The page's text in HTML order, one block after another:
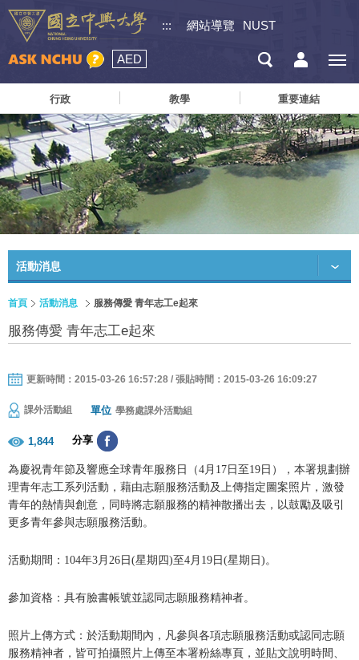
::: 網站導覽 NUST
AED
行政 教學 重要連結
活動消息
首頁 活動消息 服務傳愛 青年志工e起來
服務傳愛 青年志工e起來
更新時間：2015-03-26 16:57:28 / 張貼時間：2015-03-26 16:09:27
課外活動組 單位 學務處課外活動組
1,844 分享
為慶祝青年節及響應全球青年服務日（4 月 17日至19日），本署規劃辦
理青年志工系列活動，藉由志願服務活動及上傳指定圖案照片，激發
青年的熱情與創意，同時將志願服務的精神散播出去，以鼓勵及吸引
更多青年參與志願服務活動。
活動期間： 104年3 月 26日(星期四)至4 月 19日(星期日) 。
參加資格：具有臉書帳號並認同志願服務精神者。
照片上傳方式：於活動期間內，凡參與各項志願服務活動或認同志願
服務精神者，皆可拍攝照片上傳至本署粉絲專頁，並貼文說明時間、